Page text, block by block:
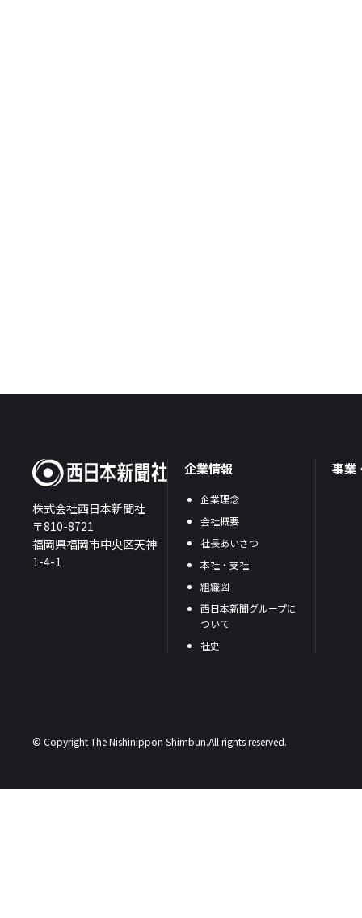
株式会社西日本新聞社
〒810-8721
福岡県福岡市中央区天神
1-4-1
企業情報
企業理念
会社概要
社長あいさつ
本社・支社
組織図
西日本新聞グループに
ついて
社史
事業
© Copyright The Nishinippon Shimbun.All rights reserved.